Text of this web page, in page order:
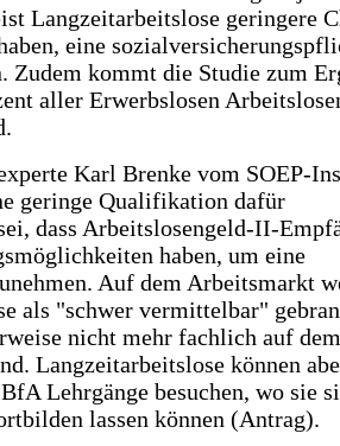
Langzeitarbeitslose geringere
eine
Zudem kommt die Studie zum
aller Erwerbslosen
Karl Brenke vom SOEP-
geringe Qualifikation dafür
dass Arbeitslosengeld-II-
haben, um eine
Auf dem Arbeitsmarkt
als "schwer vermittelbar"
nicht mehr fachlich auf dem
Langzeitarbeitslose können
Lehrgänge besuchen, wo sie
lassen können (Antrag).